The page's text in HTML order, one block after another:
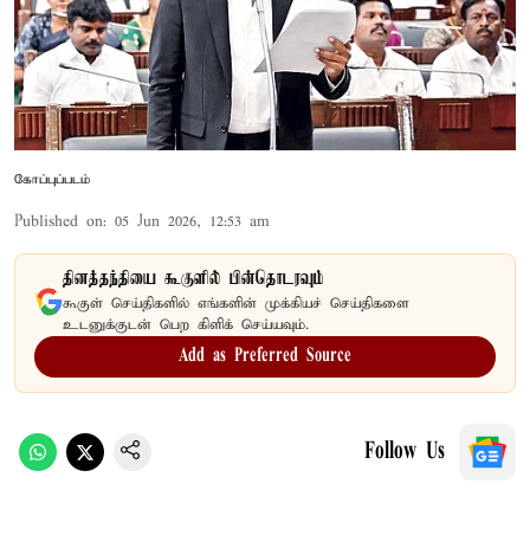
கோப்புப்படம்
Published on: 05 Jun 2026, 12:53 am
தினத்தந்தியை கூகுளில் பின்தொடரவும்
கூகுள் செய்திகளில் எங்களின் முக்கியச் செய்திகளை
உடனுக்குடன் பெற கிளிக் செய்யவும்.
Add as Preferred Source
Follow Us